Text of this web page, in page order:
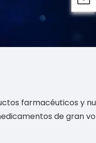
farmacéuticos y
de gran